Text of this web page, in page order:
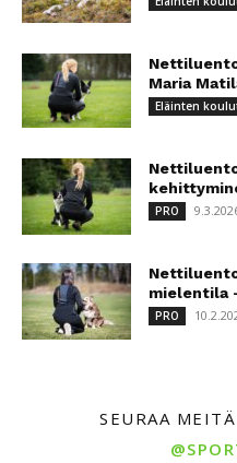
Maria
Eläinten
Nettiluento
PRO
mielentila
PRO
SEURAA